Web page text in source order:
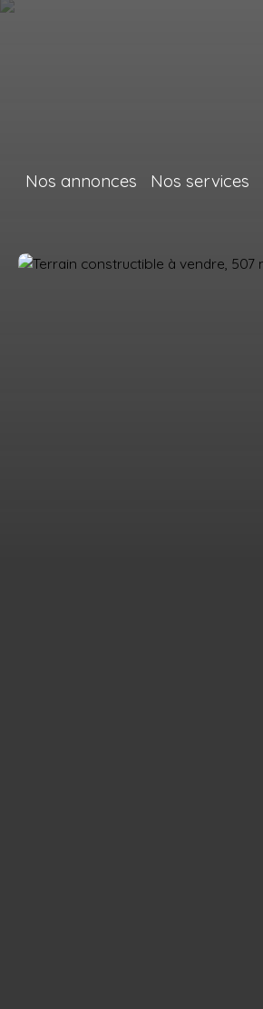
Nos annonces Nos services